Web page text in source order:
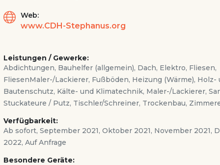
Web:
www.CDH-Stephanus.org
Leistungen / Gewerke:
Abdichtungen, Bauhelfer (allgemein), Dach, Elektro, Fliesen,
FliesenMaler-/Lackierer, Fußböden, Heizung (Wärme), Holz-
Bautenschutz, Kälte- und Klimatechnik, Maler-/Lackierer,
Stuckateure / Putz, Tischler/Schreiner, Trockenbau,
Verfügbarkeit:
Ab sofort, September 2021, Oktober 2021, November 2021,
2022, Auf Anfrage
Besondere Geräte: